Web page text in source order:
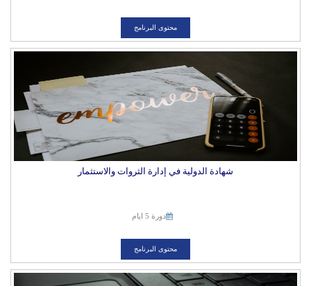
محتوى البرنامج
شهادة الدولية في إدارة الثروات والاستثمار
دورة 5 ايام
محتوى البرنامج